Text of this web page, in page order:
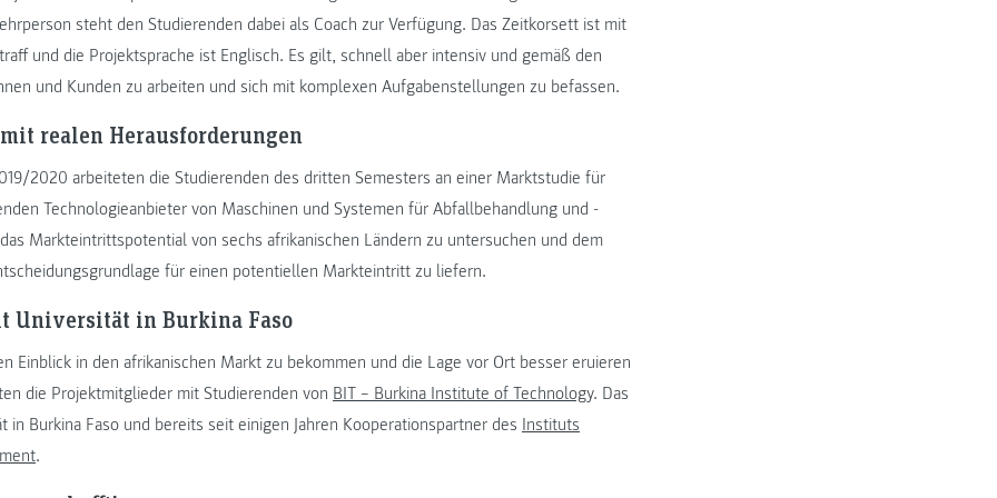
steht den Studierenden dabei als Coach zur Verfügung. Das Zeitkorsett ist mit
und die Projektsprache ist Englisch. Es gilt, schnell aber intensiv und gemäß den
und Kunden zu arbeiten und sich mit komplexen Aufgabenstellungen zu befassen.
realen Herausforderungen
2020 arbeiteten die Studierenden des dritten Semesters an einer Marktstudie für
Technologieanbieter von Maschinen und Systemen für Abfallbehandlung und -
Markteintrittspotential von sechs afrikanischen Ländern zu untersuchen und dem
für einen potentiellen Markteintritt zu liefern.
Universität in Burkina Faso
Einblick in den afrikanischen Markt zu bekommen und die Lage vor Ort besser eruieren
die Projektmitglieder mit Studierenden von BIT – Burkina Institute of Technology. Das
in Burkina Faso und bereits seit einigen Jahren Kooperationspartner des Instituts
.